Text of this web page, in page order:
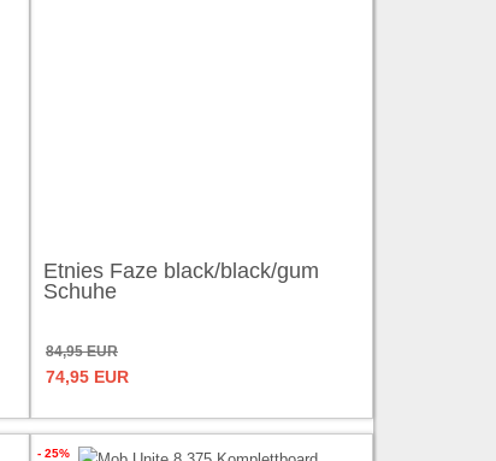
Etnies Faze black/black/gum
Schuhe
84,95 EUR
74,95 EUR
- 25%